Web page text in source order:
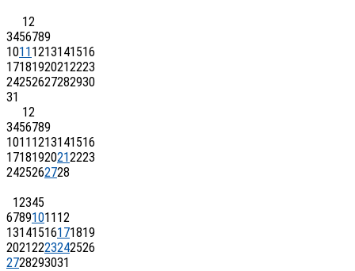
12
3456789
10111213141516
17181920212223
24252627282930
31
12
3456789
10111213141516
17181920212223
2425262728
12345
6789101112
13141516171819
20212223242526
2728293031